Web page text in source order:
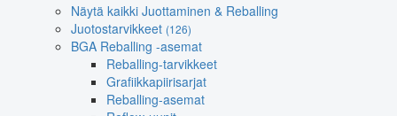
Näytä kaikki Juottaminen & Reballing
Juotostarvikkeet (126)
BGA Reballing -asemat
Reballing-tarvikkeet
Grafiikkapiirisarjat
Reballing-asemat